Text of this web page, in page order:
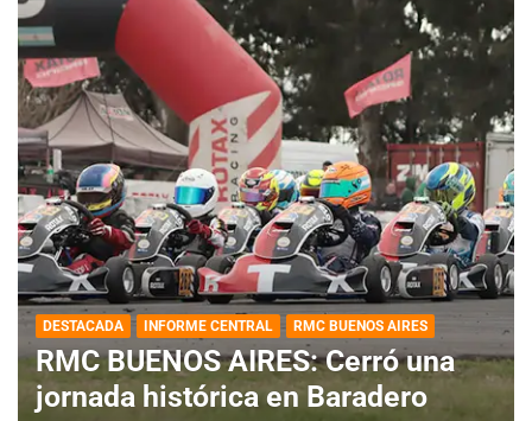
DESTACADA INFORME CENTRAL RMC BUENOS AIRES
RMC BUENOS AIRES: Cerró una
jornada histórica en Baradero